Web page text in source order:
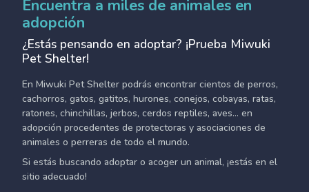
Encuentra a miles de animales en
adopción
¿Estás pensando en adoptar? ¡Prueba Miwuki
Pet Shelter!
En Miwuki Pet Shelter podrás encontrar cientos de perros,
cachorros, gatos, gatitos, hurones, conejos, cobayas, ratas,
ratones, chinchillas, jerbos, cerdos reptiles, aves... en
adopción procedentes de protectoras y asociaciones de
animales o perreras de todo el mundo.
Si estás buscando adoptar o acoger un animal, ¡estás en el
sitio adecuado!